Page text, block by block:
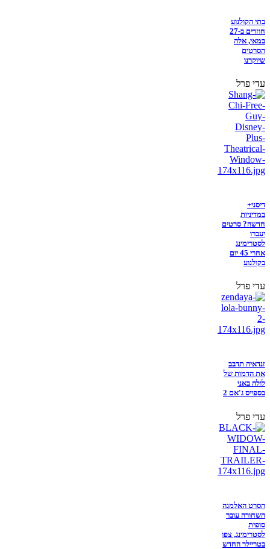
בתי הקולנוע
חוזרים ב-27
במאי, אלה
הסרטים
שיוקרנו
עדי פרל
דיסני+
במדיניות
חדשה? סרטים
יעברו
לסטרימינג
אחרי 45 יום
בקולנוע
עדי פרל
זנדאיה תדבב
את הדמות של
לולה באני
בספייס ג'אם 2
עדי פרל
הסרט האלמנה
השחורה עובר
סופית
לסטרימינג, צפו
בטריילר החדש